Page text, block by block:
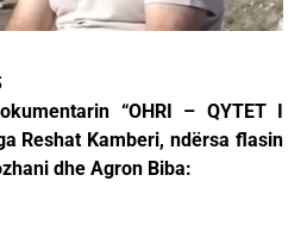
“OHRI – QYTET I
Reshat Kamberi, ndërsa flasin
dhe Agron Biba: